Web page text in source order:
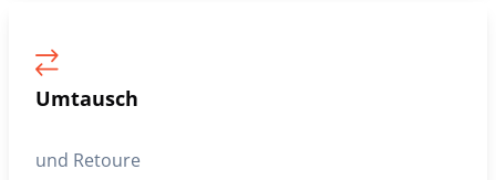
Umtausch
und Retoure